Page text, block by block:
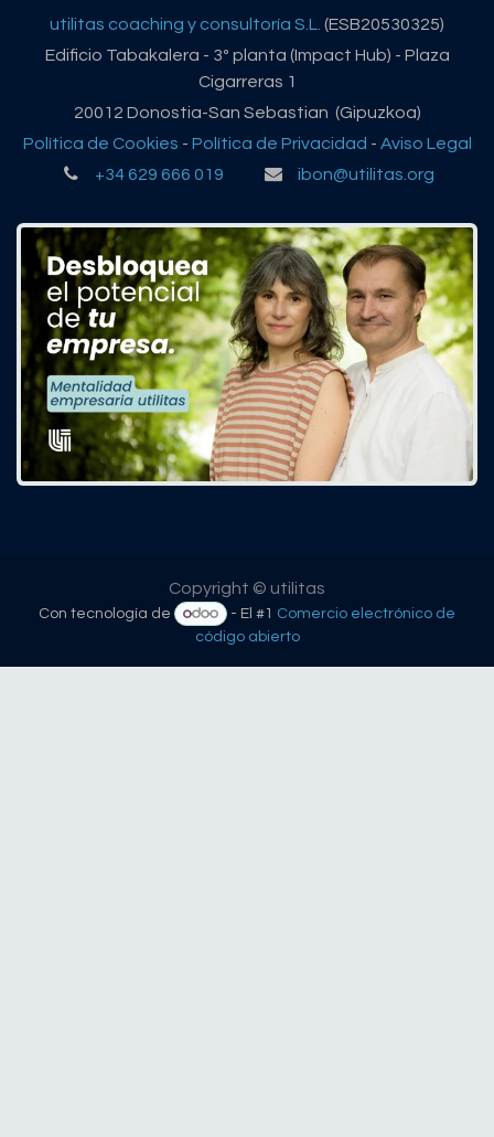
utilitas coaching y consultoría S.L.
(ESB20530325)
Edificio Tabakalera - 3º planta (Impact Hub) - Plaza
Cigarreras 1
20012 Donostia-San Sebastian (Gipuzkoa)
Política de Cookies - Política de Privacidad - Aviso Legal
+34 629 666 019
ibon@utilitas.org
Copyright © utilitas
Con tecnología de - El #1 Comercio electrónico de
código abierto